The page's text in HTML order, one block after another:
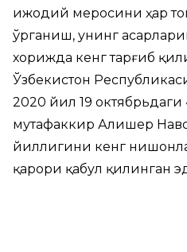
ижодий меросини ҳар
ўрганиш, унинг
хорижда кенг тарғиб
Ўзбекистон
2020 йил 19
мутафаккир Алишер
йиллигини кенг
қарори қабул қилинган